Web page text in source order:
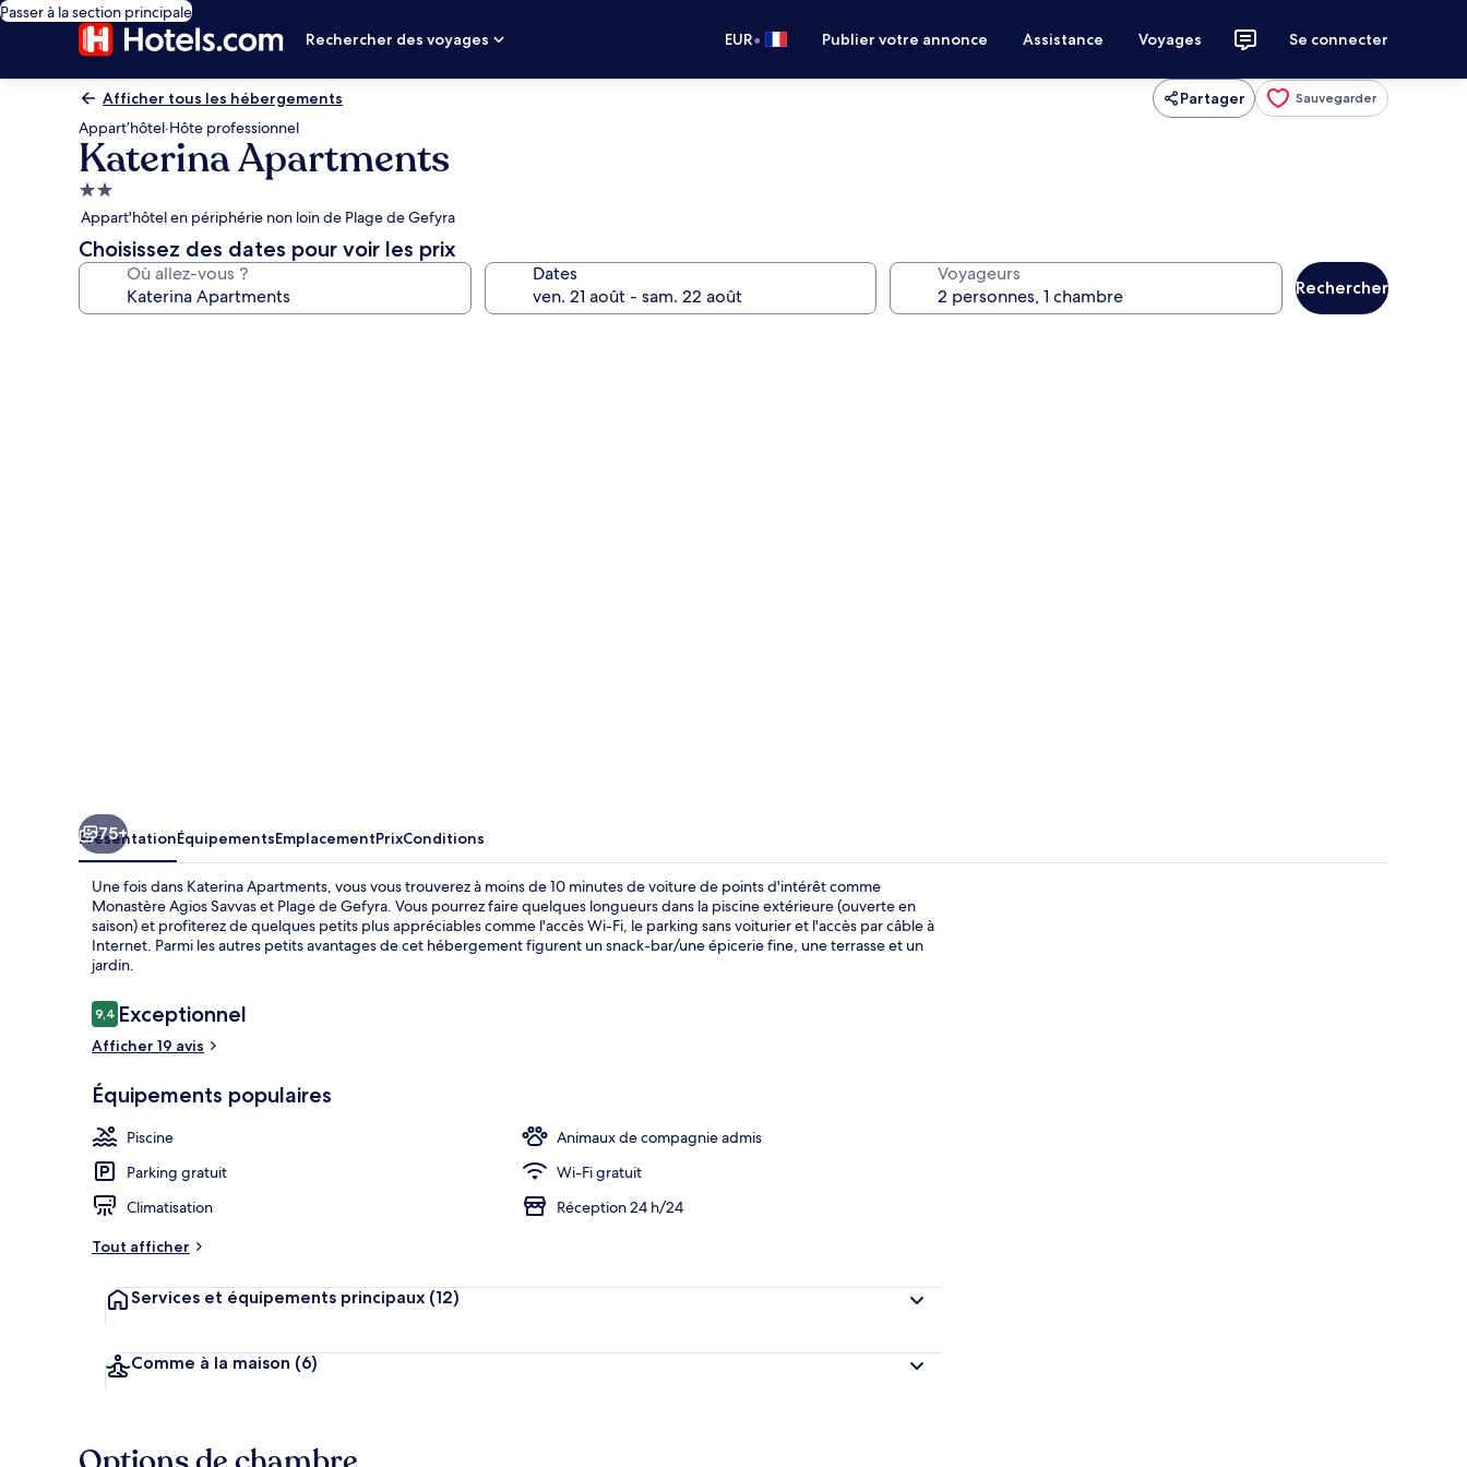
Passer à la section principale
Rechercher des voyages
EUR• Publier votre annonce Assistance Voyages Se connecter
Afficher tous les hébergements Partager Sauvegarder
Appart’hôtel·Hôte professionnel
Katerina Apartments
Hébergement
2.0 étoiles
Appart'hôtel en périphérie non loin de Plage de Gefyra
Choisissez des dates pour voir les prix
Où allez-vous ? Dates Voyageurs
Rechercher
Extérieur
75+
PrésentationÉquipementsEmplacementPrixConditions
Une fois dans Katerina Apartments, vous vous trouverez à moins de 10 minutes de voiture de points d'intérêt comme
Monastère Agios Savvas et Plage de Gefyra. Vous pourrez faire quelques longueurs dans la piscine extérieure (ouverte en
saison) et profiterez de quelques petits plus appréciables comme l'accès Wi-Fi, le parking sans voiturier et l'accès par câble à
Internet. Parmi les autres petits avantages de cet hébergement figurent un snack-bar/une épicerie fine, une terrasse et un
jardin.
Avis
voyageurs
9,49,4 sur 10
Exceptionnel
Afficher 19 avis
Équipements populaires
Piscine
Animaux de compagnie admis
Parking gratuit
Wi-Fi gratuit
Climatisation
Réception 24 h/24
Tout afficher
Services et équipements principaux (12)
Comme à la maison (6)